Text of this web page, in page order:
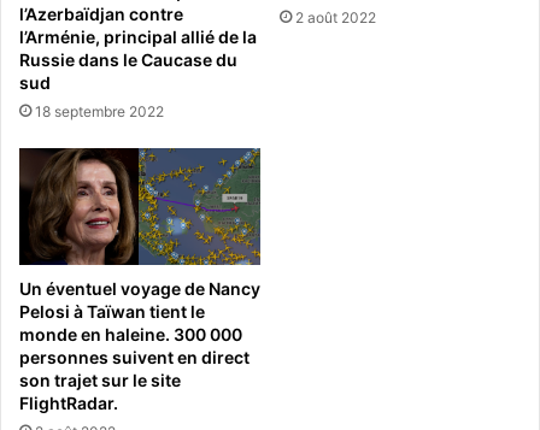
l’Azerbaïdjan contre
l’Arménie, principal allié de la
Russie dans le Caucase du
sud
18 septembre 2022
2 août 2022
Un éventuel voyage de Nancy
Pelosi à Taïwan tient le
monde en haleine. 300 000
personnes suivent en direct
son trajet sur le site
FlightRadar.